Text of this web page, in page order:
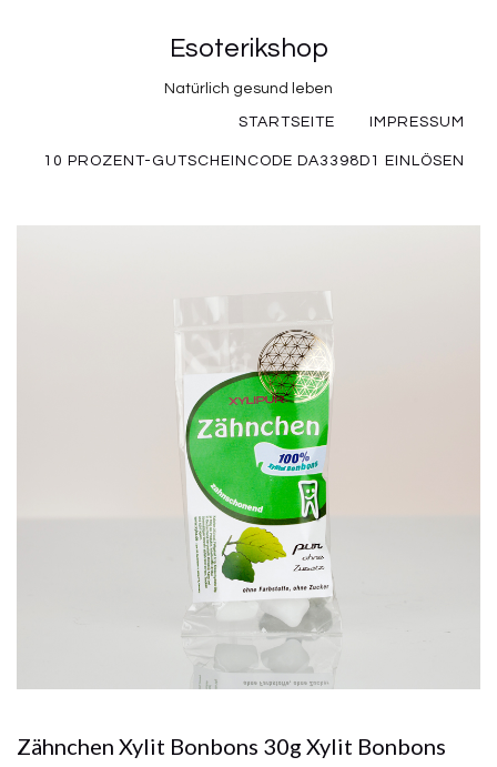
Esoterikshop
Natürlich gesund leben
STARTSEITE IMPRESSUM
10 PROZENT-GUTSCHEINCODE DA3398D1 EINLÖSEN
Zähnchen Xylit Bonbons 30g Xylit Bonbons